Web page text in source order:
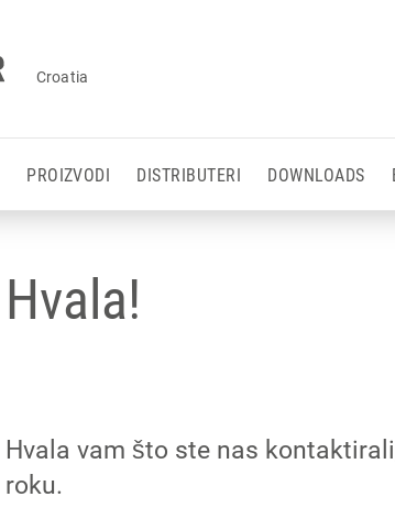
Croatia
PROIZVODI DISTRIBUTERI DOWNLOADS
Hvala!
Hvala vam što ste nas
roku.